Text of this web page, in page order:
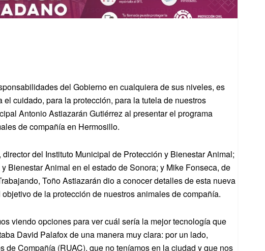
del Gobierno en cualquiera de sus niveles, es
cuidado, para la protección, para la tutela de nuestros
Antonio Astiazarán Gutiérrez al presentar el programa
de compañía en Hermosillo.
del Instituto Municipal de Protección y Bienestar Animal;
Bienestar Animal en el estado de Sonora; y Mike Fonseca, de
Toño Astiazarán dio a conocer detalles de esta nueva
de la protección de nuestros animales de compañía.
viendo opciones para ver cuál sería la mejor tecnología que
David Palafox de una manera muy clara: por un lado,
de Compañía (RUAC), que no teníamos en la ciudad y que nos